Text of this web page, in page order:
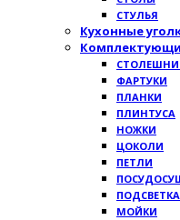
СТУЛЬЯ
Кухонные
ФАРТУКИ
ПЛАНКИ
ПЛИНТУСА
НОЖКИ
ЦОКОЛИ
ПЕТЛИ
ПОДСВЕТКА
МОЙКИ